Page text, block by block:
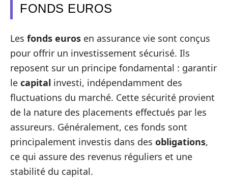
FONDS EUROS
Les fonds euros en assurance vie sont conçus
pour offrir un investissement sécurisé. Ils
reposent sur un principe fondamental : garantir
le capital investi, indépendamment des
fluctuations du marché. Cette sécurité provient
de la nature des placements effectués par les
assureurs. Généralement, ces fonds sont
principalement investis dans des obligations,
ce qui assure des revenus réguliers et une
stabilité du capital.